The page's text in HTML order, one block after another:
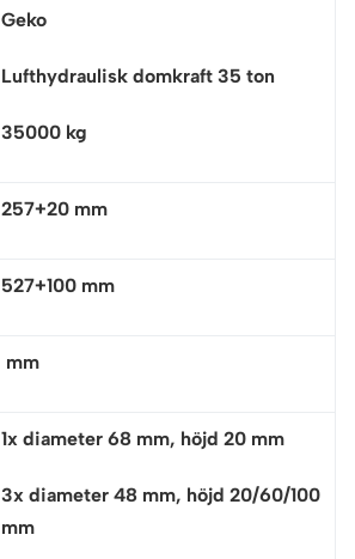
Geko
Lufthydraulisk domkraft 35 ton
35000 kg
257+20 mm
527+100 mm
mm
1x diameter 68 mm, höjd 20 mm
3x diameter 48 mm, höjd 20/60/100
mm